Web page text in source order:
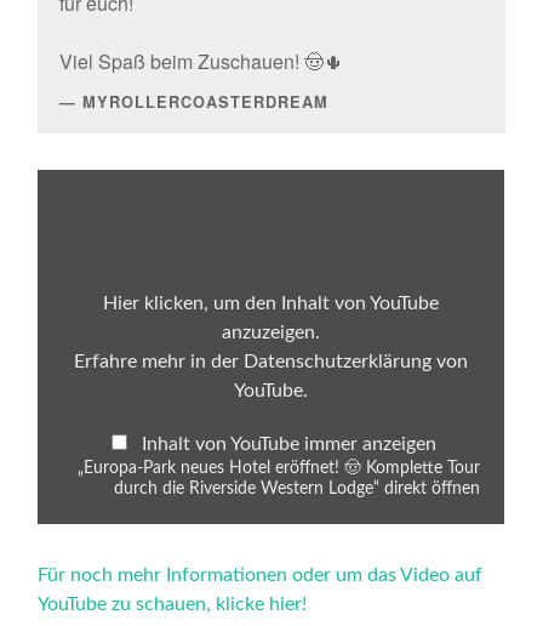
Viel Spaß beim Zuschauen! 🤠🌵
MYROLLERCOASTERDREAM
Komplette
Riverside
anzeigen
Hier klicken, um den Inhalt von YouTube
anzuzeigen.
Erfahre mehr in der Datenschutzerklärung von
YouTube.
Inhalt von YouTube immer anzeigen
„Europa-Park neues Hotel eröffnet! 🤠 Komplette Tour
durch die Riverside Western Lodge“ direkt öffnen
Für noch mehr Informationen oder um das Video auf
YouTube zu schauen, klicke hier!